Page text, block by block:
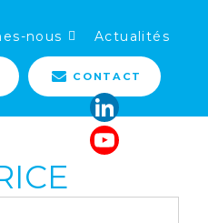
nous Actualités
CONTACT